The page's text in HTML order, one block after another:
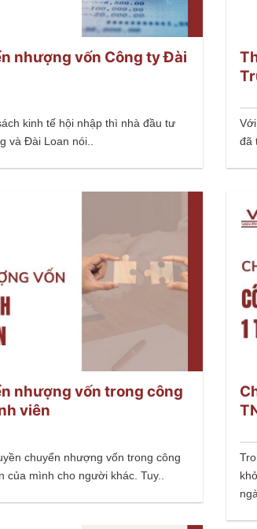
nhượng vốn Công ty Đài
kinh tế hội nhập thì nhà đầu tư
và Đài Loan nói..
đã
nhượng vốn trong công
viên
chuyển nhượng vốn trong công
của mình cho người khác. Tuy..